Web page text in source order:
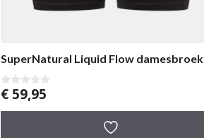
SuperNatural Liquid Flow damesbroek
0
v
a
€59,95